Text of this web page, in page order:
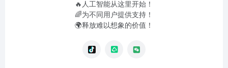
🔥人工智能从这里开始！
🌈为不同用户提供支持！
🌍释放难以想象的价值！